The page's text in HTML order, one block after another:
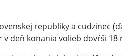
republiky a cudzinec
deň konania volieb dovŕši 18